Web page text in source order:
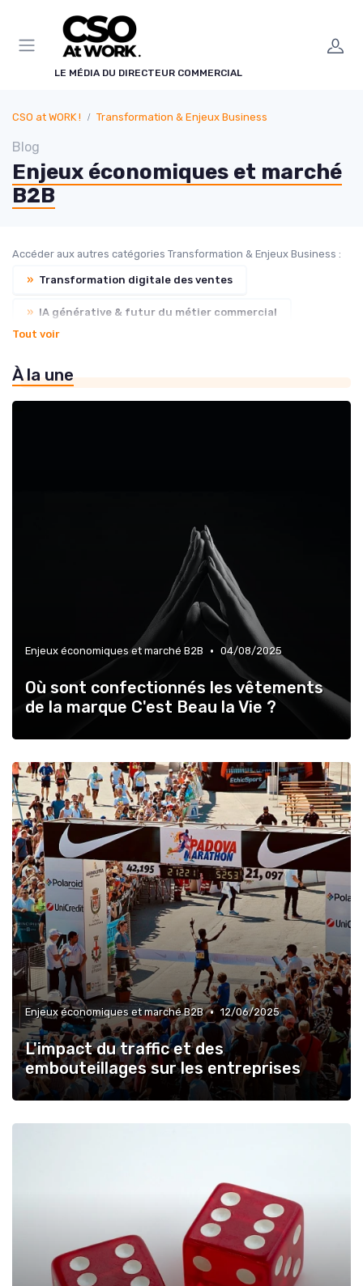
LE MÉDIA DU DIRECTEUR COMMERCIAL
CSO at WORK ! Transformation & Enjeux Business
Blog
Enjeux économiques et marché
B2B
Accéder aux autres catégories Transformation & Enjeux Business :
» Transformation digitale des ventes
» IA générative & futur du métier commercial
» Prévisions de revenus & forecasting
Tout voir
À la une
Enjeux économiques et marché B2B • 04/08/2025
Où sont confectionnés les vêtements
de la marque C'est Beau la Vie ?
Enjeux économiques et marché B2B • 12/06/2025
L'impact du traffic et des
embouteillages sur les entreprises